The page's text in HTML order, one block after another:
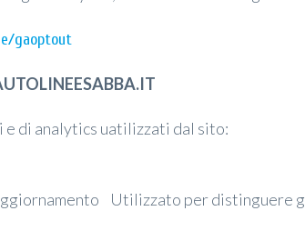
gaoptout
e di analytics uatilizzati dal sito:
Utilizzato per distinguere